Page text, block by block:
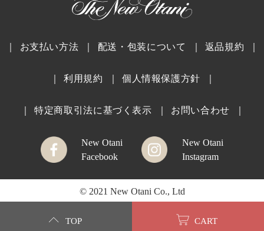
お支払い方法 配送・包装について 返品規約
利用規約 個人情報保護方針
特定商取引法に基づく表示 お問い合わせ
New Otani
Facebook
New Otani
Instagram
© 2021 New Otani Co., Ltd